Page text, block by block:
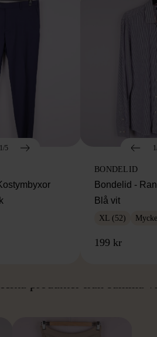
1/5
BONDELID
Bondelid -
Blå vit
XL (52)
199 kr
Hitta produkter från samma